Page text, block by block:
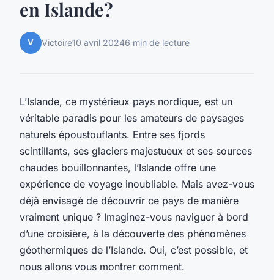
en Islande?
V Victoire10 avril 20246 min de lecture
L’Islande, ce mystérieux pays nordique, est un
véritable paradis pour les amateurs de paysages
naturels époustouflants. Entre ses fjords
scintillants, ses glaciers majestueux et ses sources
chaudes bouillonnantes, l’Islande offre une
expérience de voyage inoubliable. Mais avez-vous
déjà envisagé de découvrir ce pays de manière
vraiment unique ? Imaginez-vous naviguer à bord
d’une croisière, à la découverte des phénomènes
géothermiques de l’Islande. Oui, c’est possible, et
nous allons vous montrer comment.